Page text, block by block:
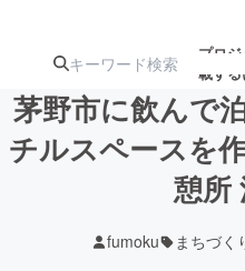
プロ
載す
注目の新着
茅野市に飲んで
チルスペースを
憩所
fumoku まちづく